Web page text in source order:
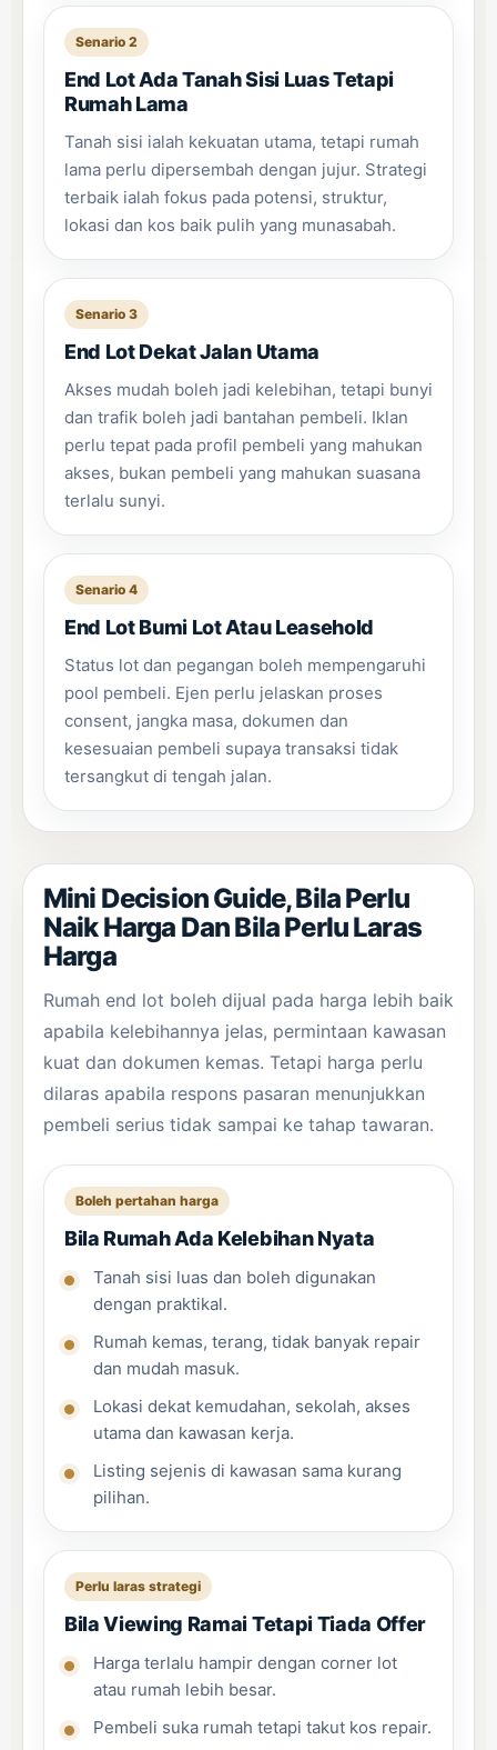
Senario 2
End Lot Ada Tanah Sisi Luas Tetapi
Rumah Lama
Tanah sisi ialah kekuatan utama, tetapi rumah
lama perlu dipersembah dengan jujur. Strategi
terbaik ialah fokus pada potensi, struktur,
lokasi dan kos baik pulih yang munasabah.
Senario 3
End Lot Dekat Jalan Utama
Akses mudah boleh jadi kelebihan, tetapi bunyi
dan trafik boleh jadi bantahan pembeli. Iklan
perlu tepat pada profil pembeli yang mahukan
akses, bukan pembeli yang mahukan suasana
terlalu sunyi.
Senario 4
End Lot Bumi Lot Atau Leasehold
Status lot dan pegangan boleh mempengaruhi
pool pembeli. Ejen perlu jelaskan proses
consent, jangka masa, dokumen dan
kesesuaian pembeli supaya transaksi tidak
tersangkut di tengah jalan.
Mini Decision Guide, Bila Perlu
Naik Harga Dan Bila Perlu Laras
Harga
Rumah end lot boleh dijual pada harga lebih baik
apabila kelebihannya jelas, permintaan kawasan
kuat dan dokumen kemas. Tetapi harga perlu
dilaras apabila respons pasaran menunjukkan
pembeli serius tidak sampai ke tahap tawaran.
Boleh pertahan harga
Bila Rumah Ada Kelebihan Nyata
Tanah sisi luas dan boleh digunakan
dengan praktikal.
Rumah kemas, terang, tidak banyak repair
dan mudah masuk.
Lokasi dekat kemudahan, sekolah, akses
utama dan kawasan kerja.
Listing sejenis di kawasan sama kurang
pilihan.
Perlu laras strategi
Bila Viewing Ramai Tetapi Tiada Offer
Harga terlalu hampir dengan corner lot
atau rumah lebih besar.
Pembeli suka rumah tetapi takut kos repair.